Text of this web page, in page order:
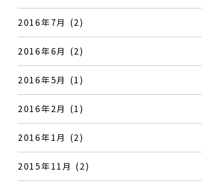
2016年7月 (2)
2016年6月 (2)
2016年5月 (1)
2016年2月 (1)
2016年1月 (2)
2015年11月 (2)